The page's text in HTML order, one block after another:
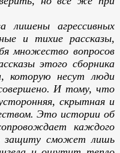
лишены агрессивных
и тихие рассказы,
множество вопросов
этого сборника
которую несут люди
И тому, что
скрытная и
Это истории об
каждого
защиту сможет лишь